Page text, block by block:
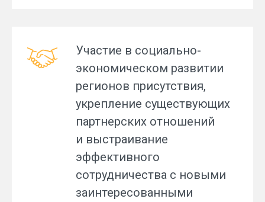
Участие в социально-
экономическом развитии
регионов присутствия,
укрепление существующих
партнерских отношений
и выстраивание
эффективного
сотрудничества с новыми
заинтересованными